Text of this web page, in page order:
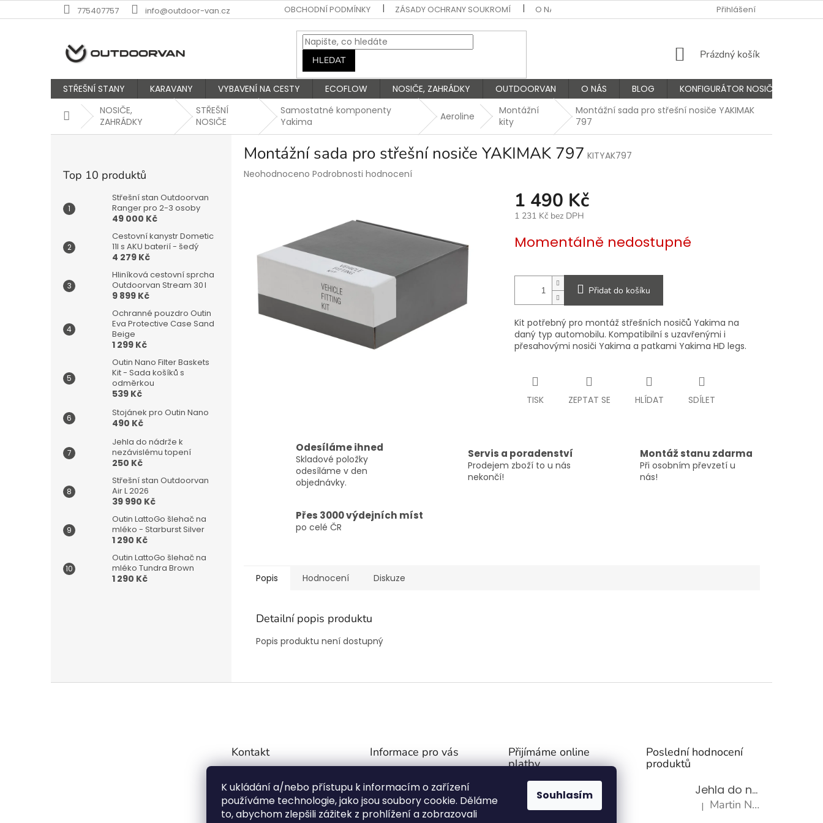
K ukládání a/nebo přístupu k informacím o zařízení
používáme technologie, jako jsou soubory cookie. Děláme
to, abychom zlepšili zážitek z prohlížení a zobrazovali
Souhlasím
na
775407757 info@outdoor-van.cz OBCHODNÍ PODMÍNKY ZÁSADY OCHRANY SOUKROMÍ O NÁS VÝMĚNA A VRÁCENÍ ZBOŽÍ
Přihlášení
HLEDAT
NÁKUPNÍ
Prázdný košík
STŘEŠNÍ STANY KARAVANY VYBAVENÍ NA CESTY ECOFLOW NOSIČE, ZAHRÁDKY OUTDOORVAN O NÁS BLOG KONFIGURÁTOR NOSIČŮ
DomůNOSIČE,
ZAHRÁDKY
STŘEŠNÍ
NOSIČE
Samostatné komponenty
Yakima
Aeroline
Montážní
kity
Montážní sada pro střešní nosiče YAKIMAK
797
Top 10 produktů
Střešní stan Outdoorvan
Ranger pro 2-3 osoby
49 000 Kč
Cestovní kanystr Dometic
11l s AKU baterií - šedý
4 279 Kč
Hliníková cestovní sprcha
Outdoorvan Stream 30 l
9 899 Kč
Ochranné pouzdro Outin
Eva Protective Case Sand
Beige
1 299 Kč
Outin Nano Filter Baskets
Kit - Sada košíků s
odměrkou
539 Kč
Stojánek pro Outin Nano
490 Kč
Jehla do nádrže k
nezávislému topení
250 Kč
Střešní stan Outdoorvan
Air L 2026
39 990 Kč
Outin LattoGo šlehač na
mléko - Starburst Silver
1 290 Kč
Outin LattoGo šlehač na
mléko Tundra Brown
1 290 Kč
Montážní sada pro střešní nosiče YAKIMAK 797 KITYAK797
Průměrné
hvězdiček.
Neohodnoceno Podrobnosti hodnocení
1 490 Kč
1 231 Kč bez DPH
cena:
Momentálně nedostupné
Přidat do košíku
Kit potřebný pro montáž střešních nosičů Yakima na
daný typ automobilu. Kompatibilní s uzavřenými i
přesahovými nosiči Yakima a patkami Yakima HD legs.
TISK ZEPTAT SE HLÍDAT SDÍLET
Odesíláme ihned
Skladové položky
odesíláme v den
objednávky.
Servis a poradenství
Prodejem zboží to u nás
nekončí!
Montáž stanu zdarma
Při osobním převzetí u
nás!
Přes 3000 výdejních míst
po celé ČR
Popis Hodnocení Diskuze
Detailní popis produktu
Popis produktu není dostupný
Kontakt
775407757
720991571
Informace pro vás
Zásady ochrany soukromí
O NÁS
Přijímáme online
platby
Poslední hodnocení
produktů
Jehla do nádrže k nezávislému topení
Hodnocení produktu je 5 z 5
| Martin Nevrlý